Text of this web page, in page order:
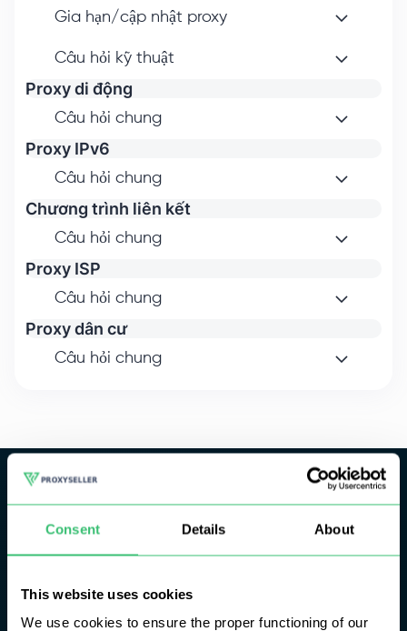
Consent Details About
This website uses cookies
We use cookies to ensure the proper functioning of our
Gia hạn/cập nhật proxy
Câu hỏi kỹ thuật
Proxy di động
Câu hỏi chung
Proxy IPv6
Câu hỏi chung
Chương trình liên kết
Câu hỏi chung
Proxy ISP
Câu hỏi chung
Proxy dân cư
Câu hỏi chung
PROXYSELLER
SẢN PHẨM